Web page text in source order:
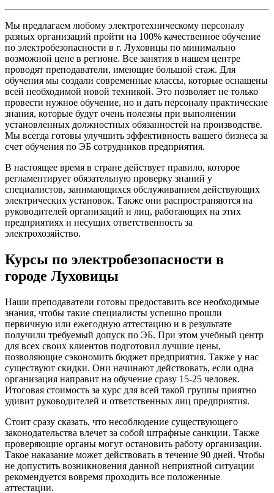
Мы предлагаем любому электротехническому персоналу
разных организаций пройти на 100% качественное обучение
по электробезопасности в г. Луховицы по минимально
возможной цене в регионе. Все занятия в нашем центре
проводят преподаватели, имеющие большой стаж. Для
обучения мы создали современные классы, которые оснащены
всей необходимой новой техникой. Это позволяет не только
провести нужное обучение, но и дать персоналу практические
знания, которые будут очень полезны при выполнении
установленных должностных обязанностей на производстве.
Мы всегда готовы улучшить эффективность вашего бизнеса за
счет обучения по ЭБ сотрудников предприятия.
В настоящее время в стране действует правило, которое
регламентирует обязательную проверку знаний у
специалистов, занимающихся обслуживанием действующих
электрических установок. Также они распространяются на
руководителей организаций и лиц, работающих на этих
предприятиях и несущих ответственность за
электрохозяйство.
Курсы по электробезопасности в
городе Луховицы
Наши преподаватели готовы предоставить все необходимые
знания, чтобы такие специалисты успешно прошли
первичную или ежегодную аттестацию и в результате
получили требуемый допуск по ЭБ. При этом учебный центр
для всех своих клиентов подготовил лучшие цены,
позволяющие сэкономить бюджет предприятия. Также у нас
существуют скидки. Они начинают действовать, если одна
организация направит на обучение сразу 15-25 человек.
Итоговая стоимость за курс для всей такой группы приятно
удивит руководителей и ответственных лиц предприятия.
Стоит сразу сказать, что несоблюдение существующего
законодательства влечет за собой штрафные санкции. Также
проверяющие органы могут остановить работу организации.
Такое наказание может действовать в течение 90 дней. Чтобы
не допустить возникновения данной неприятной ситуации
рекомендуется вовремя проходить все положенные
аттестации.